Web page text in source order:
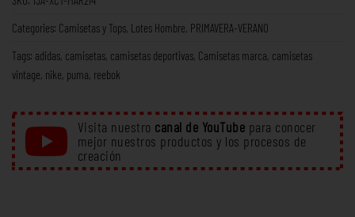
Categories: Camisetas y Tops Lotes Hombre PRIMAVERA-VERANO
Tags: adidas camisetas camisetas deportivas Camisetas marca camisetas
vintage nike puma reebok
Visita nuestro canal de YouTube para conocer
mejor nuestros productos y los procesos de
creación